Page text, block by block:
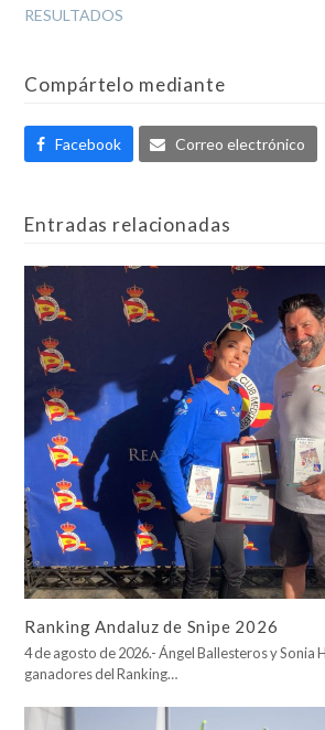
RESULTADOS
Compártelo mediante
Facebook Correo electrónico
Entradas relacionadas
Ranking Andaluz de Snipe 2026
4 de agosto de 2026.- Ángel Ballesteros y Sonia
ganadores del Ranking…